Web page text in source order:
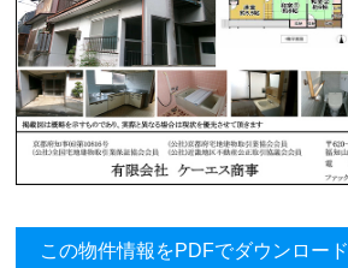
この物件情報をPDFでダウンロード